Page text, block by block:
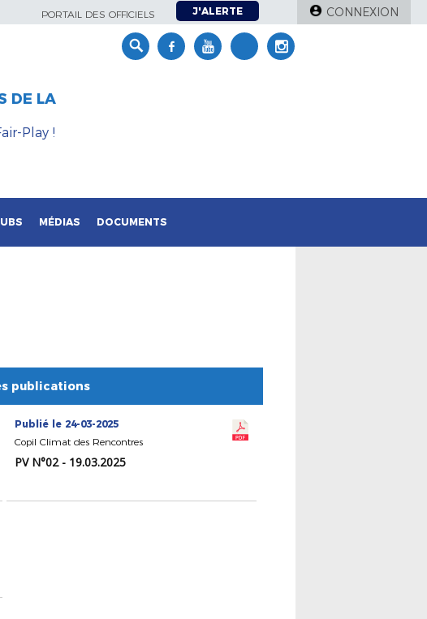
PORTAIL DES OFFICIELS J'ALERTE CONNEXION
DE LA
Play !
MÉDIAS DOCUMENTS
publications
Publié le 24-03-2025
Copil Climat des Rencontres
PV N°02 - 19.03.2025